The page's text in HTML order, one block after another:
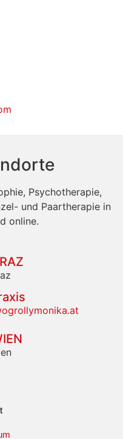
Psychotherapie,
und Paartherapie in
online.